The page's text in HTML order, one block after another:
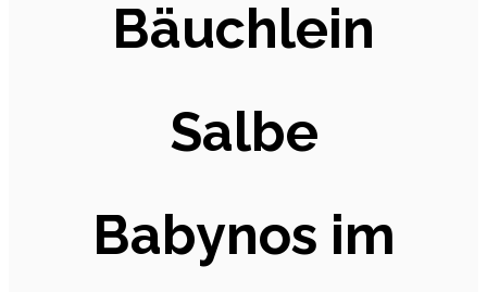
Bäuchlein
Salbe
Babynos im